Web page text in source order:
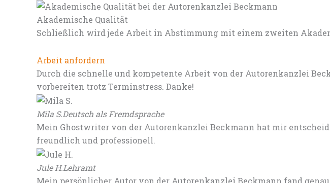
Akademische Qualität
Schließlich wird jede Arbeit in Abstimmung mit einem zweiten
Arbeit anfordern
Durch die schnelle und kompetente Arbeit von der Autorenkanzlei
vorbereiten trotz Terminstress. Danke!
Mila S.Deutsch als Fremdsprache
Mein Ghostwriter von der Autorenkanzlei Beckmann hat mir
freundlich und professionell.
Jule H.Lehramt
Mein persönlicher Autor von der Autorenkanzlei Beckmann fand